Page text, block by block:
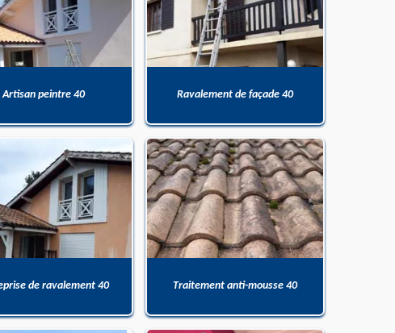
Artisan peintre 40 Ravalement de façade 40
de ravalement 40 Traitement anti-mousse 40